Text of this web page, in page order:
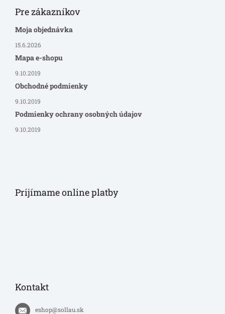
Pre zákazníkov
Moja objednávka
15.6.2026
Mapa e-shopu
9.10.2019
Obchodné podmienky
9.10.2019
Podmienky ochrany osobných údajov
9.10.2019
Prijímame online platby
Kontakt
eshop@sollau.sk